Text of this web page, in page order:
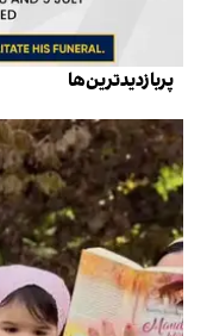
پربازدیدترین‌ها